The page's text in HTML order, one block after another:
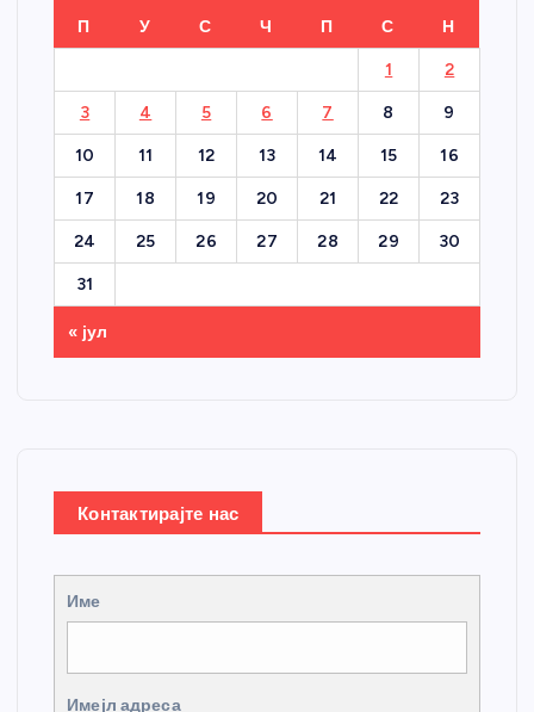
П У С Ч П С Н
1 2
3 4 5 6 7 8 9
10 11 12 13 14 15 16
17 18 19 20 21 22 23
24 25 26 27 28 29 30
31
« јул
Контактирајте нас
Име
Имејл адреса